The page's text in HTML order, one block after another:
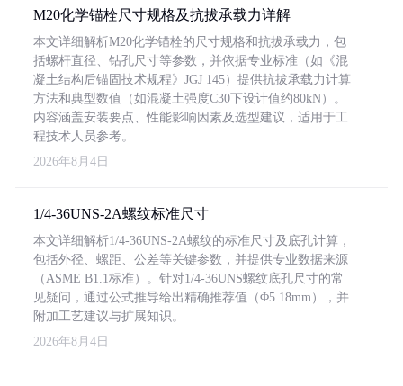
M20化学锚栓尺寸规格及抗拔承载力详解
本文详细解析M20化学锚栓的尺寸规格和抗拔承载力，包
括螺杆直径、钻孔尺寸等参数，并依据专业标准（如《混
凝土结构后锚固技术规程》JGJ 145）提供抗拔承载力计算
方法和典型数值（如混凝土强度C30下设计值约80kN）。
内容涵盖安装要点、性能影响因素及选型建议，适用于工
程技术人员参考。
2026年8月4日
1/4-36UNS-2A螺纹标准尺寸
本文详细解析1/4-36UNS-2A螺纹的标准尺寸及底孔计算，
包括外径、螺距、公差等关键参数，并提供专业数据来源
（ASME B1.1标准）。针对1/4-36UNS螺纹底孔尺寸的常
见疑问，通过公式推导给出精确推荐值（Φ5.18mm），并
附加工艺建议与扩展知识。
2026年8月4日